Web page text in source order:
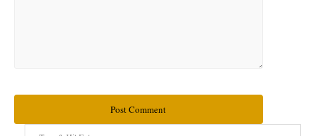
Post Comment